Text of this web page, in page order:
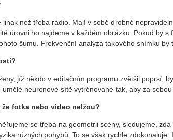
jinak než třeba rádio. Mají v sobě drobné
úrovni ho najdeme v každém obrázku. Pokud by
šumu. Frekvenční analýza takového snímku by
jíž někdo v editačním programu zvětšil poprsí,
neuronové sítě vytrénované tak, aby za
fotka nebo video nelžou?
se třeba na geometrii scény, sledujeme,
různých pohybů. To se však rychle